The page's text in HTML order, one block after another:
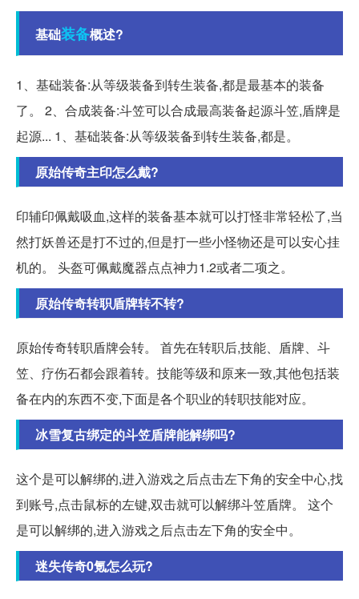
基础装备概述?
1、基础装备:从等级装备到转生装备,都是最基本的装备
了。 2、合成装备:斗笠可以合成最高装备起源斗笠,盾牌是
起源... 1、基础装备:从等级装备到转生装备,都是。
原始传奇主印怎么戴?
印辅印佩戴吸血,这样的装备基本就可以打怪非常轻松了,当
然打妖兽还是打不过的,但是打一些小怪物还是可以安心挂
机的。 头盔可佩戴魔器点点神力1.2或者二项之。
原始传奇转职盾牌转不转?
原始传奇转职盾牌会转。 首先在转职后,技能、盾牌、斗
笠、疗伤石都会跟着转。技能等级和原来一致,其他包括装
备在内的东西不变,下面是各个职业的转职技能对应。
冰雪复古绑定的斗笠盾牌能解绑吗?
这个是可以解绑的,进入游戏之后点击左下角的安全中心,找
到账号,点击鼠标的左键,双击就可以解绑斗笠盾牌。 这个
是可以解绑的,进入游戏之后点击左下角的安全中。
迷失传奇0氪怎么玩?